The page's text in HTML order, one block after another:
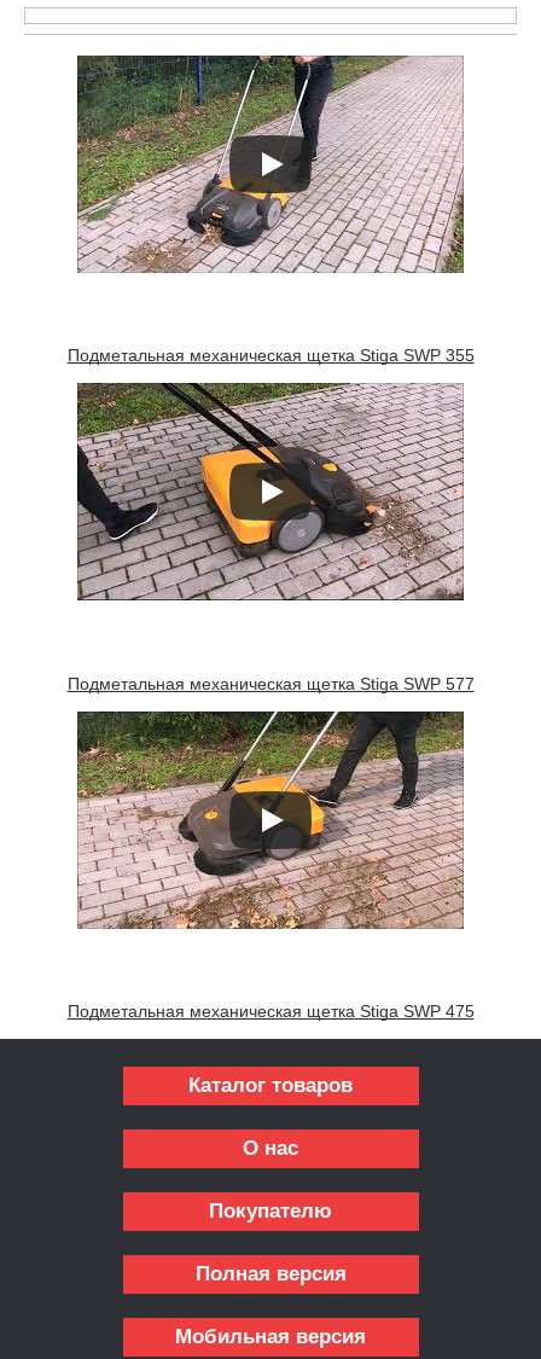
Подметальная механическая щетка Stiga SWP 355
Подметальная механическая щетка Stiga SWP 577
Подметальная механическая щетка Stiga SWP 475
Каталог товаров
О нас
Покупателю
Полная версия
Мобильная версия